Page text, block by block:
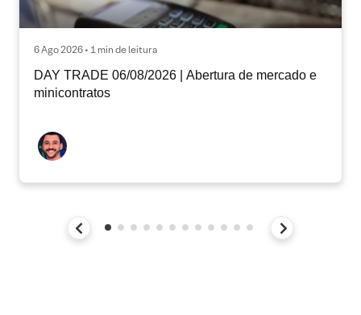
6 Ago 2026 • 1 min de leitura
DAY TRADE 06/08/2026 | Abertura de mercado e
minicontratos